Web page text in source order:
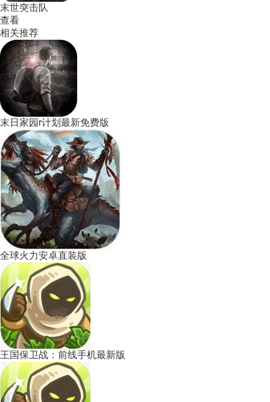
末世突击队
查看
相关推荐
末日家园r计划最新免费版
全球火力安卓直装版
王国保卫战：前线手机最新版